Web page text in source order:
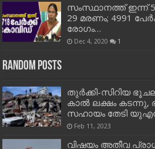
സംസ്ഥാനത്ത് ഇന്ന്
29 മരണം; 4991
രോഗം…
Dec 4, 2020 1
Random Posts
തുർക്കി-സിറിയ
കാൽ ലക്ഷം കടന്നു,
സഹായം തേടി
Feb 11, 2023
വിഷയം അതീവ